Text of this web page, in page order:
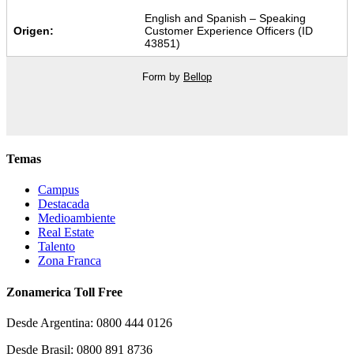
Origen:
English and Spanish – Speaking
Customer Experience Officers (ID
43851)
Form by Bellop
Temas
Campus
Destacada
Medioambiente
Real Estate
Talento
Zona Franca
Zonamerica Toll Free
Desde Argentina: 0800 444 0126
Desde Brasil: 0800 891 8736